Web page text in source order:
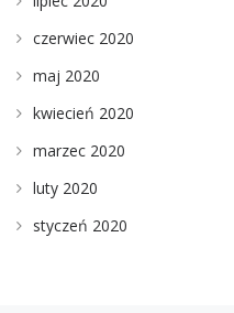
czerwiec 2020
maj 2020
kwiecień 2020
marzec 2020
luty 2020
styczeń 2020